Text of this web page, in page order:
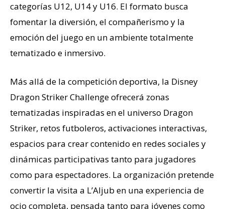
categorías U12, U14 y U16. El formato busca
fomentar la diversión, el compañerismo y la
emoción del juego en un ambiente totalmente
tematizado e inmersivo.
Más allá de la competición deportiva, la Disney
Dragon Striker Challenge ofrecerá zonas
tematizadas inspiradas en el universo Dragon
Striker, retos futboleros, activaciones interactivas,
espacios para crear contenido en redes sociales y
dinámicas participativas tanto para jugadores
como para espectadores. La organización pretende
convertir la visita a L’Aljub en una experiencia de
ocio completa, pensada tanto para jóvenes como